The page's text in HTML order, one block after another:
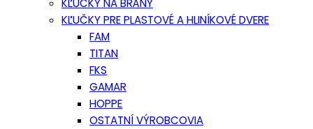
KĽUČKY NA BRÁNY
KĽUČKY PRE PLASTOVÉ A HLINÍKOVÉ DVERE
FAM
TITAN
FKS
GAMAR
HOPPE
OSTATNÍ VÝROBCOVIA